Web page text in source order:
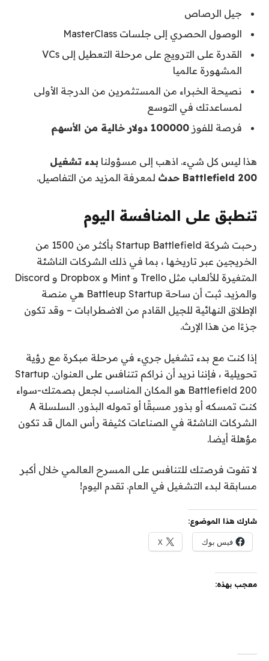
جيل الرصاص
الوصول الحصري إلى جلسات MasterClass
القدرة على الترويج على مرحلة التعطيل إلى VCs
المشهورة عالميا
نصيحة الخبراء من المستثمرين من الدرجة الأولى
لمساعدتك في التوسع
فرصة للفوز 100000 دولار خالية من الأسهم
هذا ليس كل شيء. اذهب إلى مسؤولنا بدء تشغيل
Battlefield 200 حدث
لمعرفة المزيد من التفاصيل.
تنطبق على المنافسة اليوم
رحبت شركة Startup Battlefield بأكثر من 1500 من
الخريجين عبر تاريخها ، بما في ذلك الشركات الناشئة
المتغيرة للألعاب مثل Trello و Mint و Dropbox و Discord
والمزيد. ثبت أن ساحة Battleup Startup هي منصة
الإطلاق النهائية للجيل القادم من الاضطرابات – وقد تكون
جزءًا من هذا الإرث.
إذا كنت مع بدء تشغيل جريء في مرحلة مبكرة مع رؤية
تحويلية ، فإننا نريد أن نراكم تتنافس على العنوان. Startup
Battlefield 200 هو المكان المناسب لجعل بصمتك-سواء
كنت تمسكه أو بذور مسبقًا أو تموله البذور. السلسلة A
الشركات الناشئة في الصناعات كثيفة رأس المال قد تكون
مؤهلة أيضا.
لا تفوت فرصتك للتنافس على المسرح العالمي خلال أكبر
مسابقة لبدء التشغيل في العام. تقدم اليوم!
شارك هذا الموضوع:
فيس بوك X
معجب بهذه: